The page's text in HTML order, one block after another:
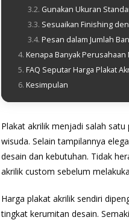
Gunakan Ukuran
Sesuaikan Finishing
Pesan dalam Jumlah
Kenapa Banyak Perusahaan
FAQ Seputar Harga Plakat
Kesimpulan
Plakat akrilik menjadi salah
wisuda. Selain tampilannya
desain dan kebutuhan. Tidak
akrilik custom sebelum
Harga plakat akrilik sendiri
tingkat kerumitan desain.